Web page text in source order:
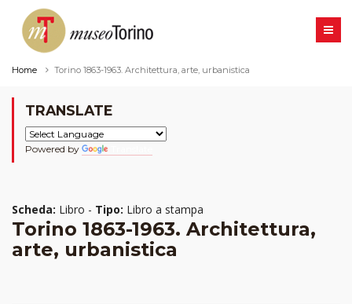
Home Torino 1863-1963. Architettura, arte, urbanistica
TRANSLATE
Powered by
Scheda: Libro - Tipo: Libro a stampa
Torino 1863-1963. Architettura,
arte, urbanistica